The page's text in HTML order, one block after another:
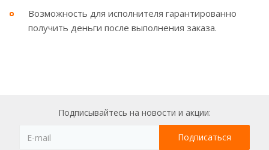
Возможность для исполнителя гарантированно
получить деньги после выполнения заказа.
Подписывайтесь на новости и акции: